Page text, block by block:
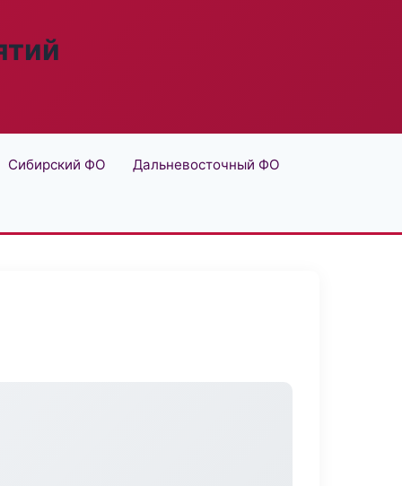
Сибирский ФО Дальневосточный ФО